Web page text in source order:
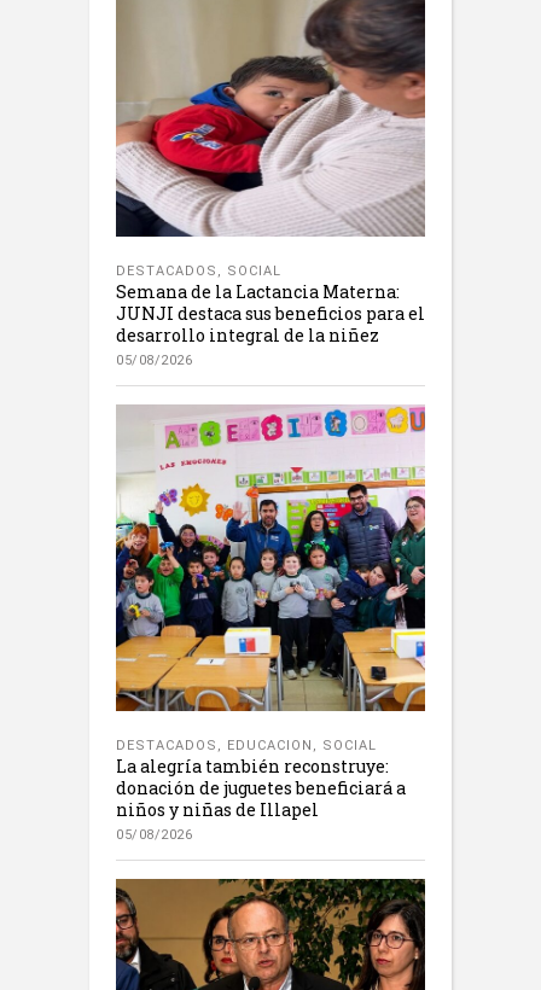
DESTACADOS SOCIAL
Semana de la Lactancia Materna:
JUNJI destaca sus beneficios para el
desarrollo integral de la niñez
05/08/2026
DESTACADOS , EDUCACION , SOCIAL
La alegría también reconstruye:
donación de juguetes beneficiará a
niños y niñas de Illapel
05/08/2026